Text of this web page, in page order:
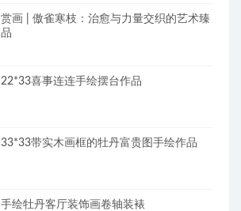
赏画 | 傲雀寒枝：治愈与力量交织的艺术臻
品
22*33喜事连连手绘摆台作品
33*33带实木画框的牡丹富贵图手绘作品
手绘牡丹客厅装饰画卷轴装裱